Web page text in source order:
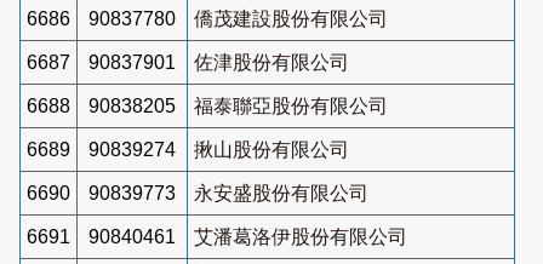
6686 90837780 僑茂建設股份有限公司
6687 90837901 佐津股份有限公司
6688 90838205 福泰聯亞股份有限公司
6689 90839274 揪山股份有限公司
6690 90839773 永安盛股份有限公司
6691 90840461 艾潘葛洛伊股份有限公司